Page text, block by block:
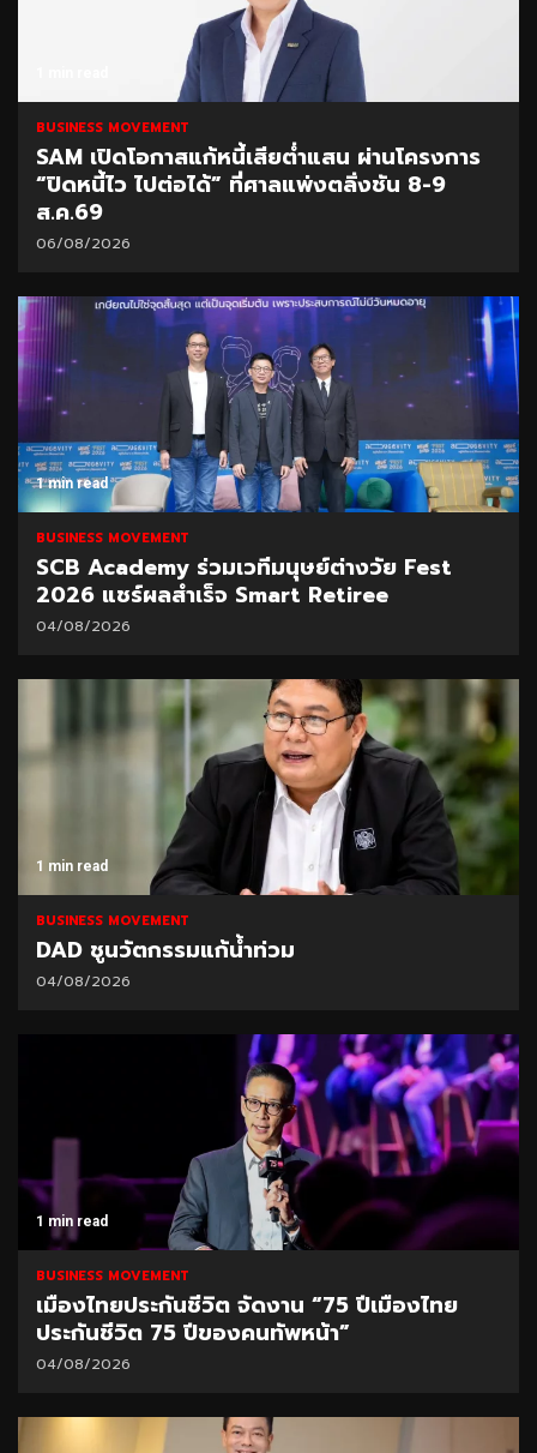
BUSINESS MOVEMENT
SAM เปิดโอกาสแก้หนี้เสียต่ำแสน ผ่านโครงการ
“ปิดหนี้ไว ไปต่อได้” ที่ศาลแพ่งตลิ่งชัน 8-9
ส.ค.69
06/08/2026
1 min read
BUSINESS MOVEMENT
SCB Academy ร่วมเวทีมนุษย์ต่างวัย Fest
2026 แชร์ผลสำเร็จ Smart Retiree
04/08/2026
1 min read
BUSINESS MOVEMENT
DAD ชูนวัตกรรมแก้น้ำท่วม
04/08/2026
1 min read
BUSINESS MOVEMENT
เมืองไทยประกันชีวิต จัดงาน “75 ปีเมืองไทย
ประกันชีวิต 75 ปีของคนทัพหน้า”
04/08/2026